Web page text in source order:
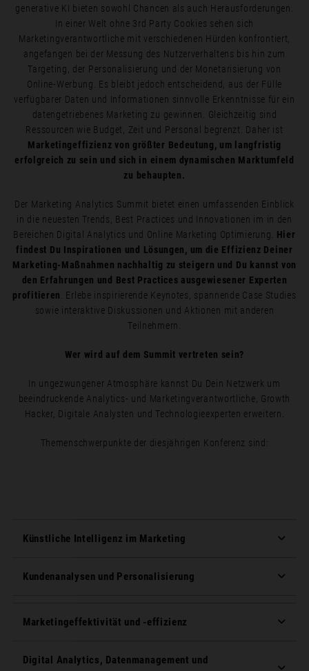
generative KI bieten sowohl Chancen als auch Herausforderungen.
In einer Welt ohne 3rd Party Cookies sehen sich
Marketingverantwortliche mit verschiedenen Hürden konfrontiert,
angefangen bei der Messung des Nutzerverhaltens bis hin zum
Targeting, der Personalisierung und der Monetarisierung von
Online-Werbung. Es bleibt jedoch entscheidend, aus der Fülle
verfügbarer Daten und Informationen sinnvolle Erkenntnisse für ein
datengetriebenes Marketing zu gewinnen. Gleichzeitig sind
Ressourcen wie Budget, Zeit und Personal begrenzt. Daher ist
Marketingeffizienz von größter Bedeutung, um langfristig
erfolgreich zu sein und sich in einem dynamischen Marktumfeld
zu behaupten.
Der Marketing Analytics Summit bietet einen umfassenden Einblick
in die neuesten Trends, Best Practices und Innovationen im in den
Bereichen Digital Analytics und Online Marketing Optimierung. Hier
findest Du Inspirationen und Lösungen, um die Effizienz Deiner
Marketing-Maßnahmen nachhaltig zu steigern und Du kannst von
den Erfahrungen und Best Practices ausgewiesener Experten
profitieren. Erlebe inspirierende Keynotes, spannende Case Studies
sowie interaktive Diskussionen und Aktionen mit anderen
Teilnehmern.
Wer wird auf dem Summit vertreten sein?
In ungezwungener Atmosphäre kannst Du Dein Netzwerk um
beeindruckende Analytics- und Marketingverantwortliche, Growth
Hacker, Digitale Analysten und Technologieexperten erweitern.
Themenschwerpunkte der diesjährigen Konferenz sind:
Künstliche Intelligenz im Marketing
Kundenanalysen und Personalisierung
Marketingeffektivität und -effizienz
Digital Analytics, Datenmanagement und